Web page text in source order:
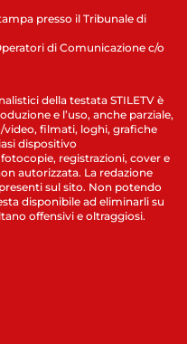
presso il Tribunale di
di Comunicazione c/o
della testata STILETV è
e l’uso, anche parziale,
filmati, loghi, grafiche
dispositivo
registrazioni, cover e
autorizzata. La redazione
sul sito. Non potendo
disponibile ad eliminarli su
offensivi e oltraggiosi.